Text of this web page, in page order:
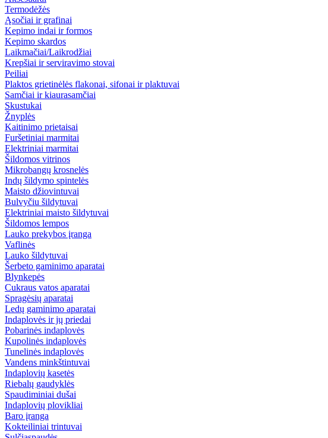
Termodėžės
Ąsočiai ir grafinai
Kepimo indai ir formos
Kepimo skardos
Laikmačiai/Laikrodžiai
Krepšiai ir serviravimo stovai
Peiliai
Plaktos grietinėlės flakonai, sifonai ir plaktuvai
Samčiai ir kiaurasamčiai
Skustukai
Žnyplės
Kaitinimo prietaisai
Furšetiniai marmitai
Elektriniai marmitai
Šildomos vitrinos
Mikrobangų krosnelės
Indų šildymo spintelės
Maisto džiovintuvai
Bulvyčiu šildytuvai
Elektriniai maisto šildytuvai
Šildomos lempos
Lauko prekybos įranga
Vaflinės
Lauko šildytuvai
Šerbeto gaminimo aparatai
Blynkepės
Cukraus vatos aparatai
Spragėsių aparatai
Ledų gaminimo aparatai
Indaplovės ir jų priedai
Pobarinės indaplovės
Kupolinės indaplovės
Tunelinės indaplovės
Vandens minkštintuvai
Indaplovių kasetės
Riebalų gaudyklės
Spaudiminiai dušai
Indaplovių plovikliai
Baro įranga
Kokteiliniai trintuvai